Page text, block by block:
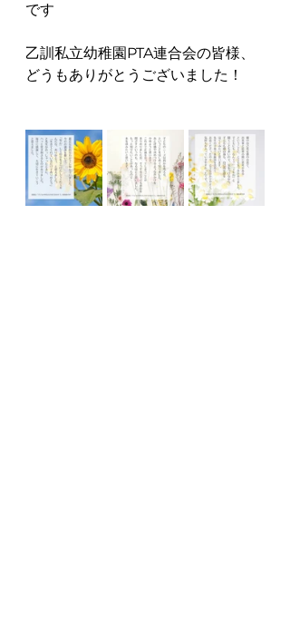
です
乙訓私立幼稚園PTA連合会の皆様、
どうもありがとうございました！